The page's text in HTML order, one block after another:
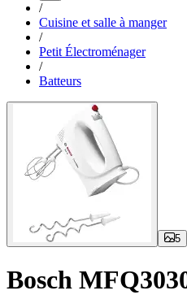
/
Cuisine et salle à manger
/
Petit Électroménager
/
Batteurs
5
Bosch